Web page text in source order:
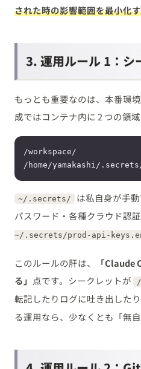
された時の影響範囲を最小化
3. 運用ルール 1：シ
もっとも重要なのは、本番環
成ではコンテナ内に 2 つの領域
/workspace/               ←
~/.secrets/ は私自身が手
パスワード・各種クラウド認
~/.secrets/prod-api-
このルールの肝は、
「
る」 点です。シークレットが
転記したりログに吐き出した
る運用なら、少なくとも「無